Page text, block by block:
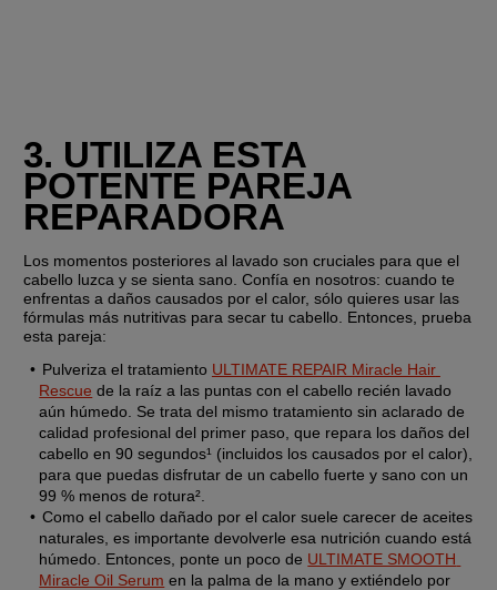
3. UTILIZA ESTA
POTENTE PAREJA
REPARADORA
Los momentos posteriores al lavado son cruciales para que el
cabello luzca y se sienta sano. Confía en nosotros: cuando te
enfrentas a daños causados por el calor, sólo quieres usar las
fórmulas más nutritivas para secar tu cabello. Entonces, prueba
esta pareja:
Pulveriza el tratamiento ULTIMATE REPAIR Miracle Hair
Rescue de la raíz a las puntas con el cabello recién lavado
aún húmedo. Se trata del mismo tratamiento sin aclarado de
calidad profesional del primer paso, que repara los daños del
cabello en 90 segundos¹ (incluidos los causados por el calor),
para que puedas disfrutar de un cabello fuerte y sano con un
99 % menos de rotura².
Como el cabello dañado por el calor suele carecer de aceites
naturales, es importante devolverle esa nutrición cuando está
húmedo. Entonces, ponte un poco de ULTIMATE SMOOTH
Miracle Oil Serum en la palma de la mano y extiéndelo por